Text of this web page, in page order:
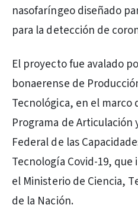
nasofaríngeo diseñado
para la detección de
El proyecto fue avalado
bonaerense de
Tecnológica, en el marco
Programa de
Federal de las
Tecnología Covid-19,
el Ministerio de Ciencia,
de la Nación.